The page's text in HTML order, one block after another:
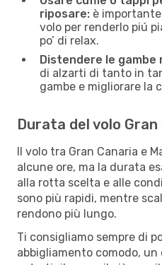
riposare: è
volo per renderlo piú
po’ di relax.
Distendere le gambe
di alzarti di tanto in
gambe e migliorare la
Durata del volo
Il volo tra Gran Canaria e
alcune ore, ma la durata
alla rotta scelta e alle
sono più rapidi, mentre
rendono più lungo.
Ti consigliamo sempre di
abbigliamento comodo,